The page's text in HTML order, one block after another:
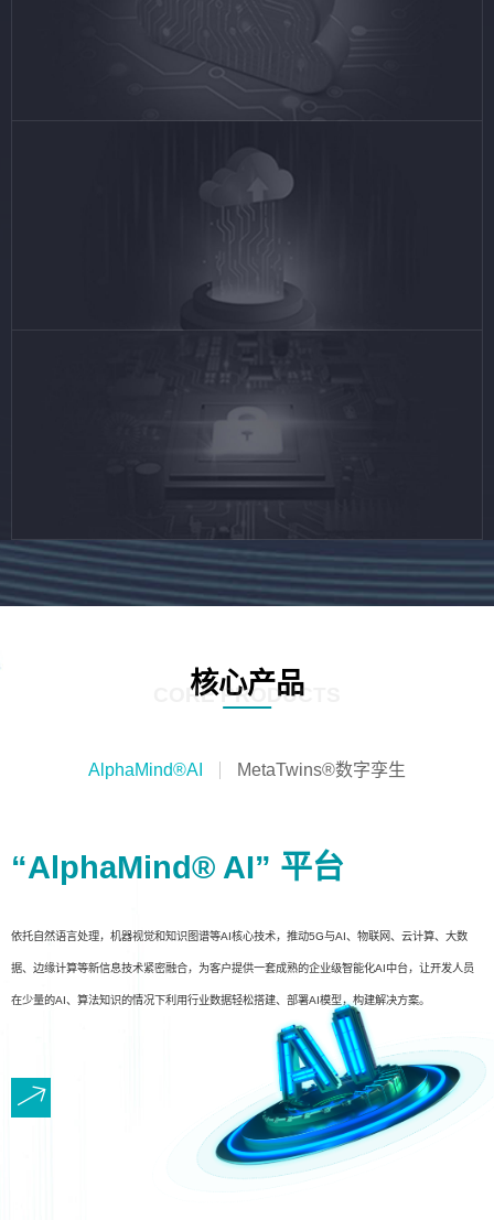
核心产品
CORE PRODUCTS
AlphaMind®AI MetaTwins®数字孪生
“AlphaMind® AI” 平台
依托自然语言处理，机器视觉和知识图谱等AI核心技术，推动5G与AI、物联网、云计算、大数
据、边缘计算等新信息技术紧密融合，为客户提供一套成熟的企业级智能化AI中台，让开发人员
在少量的AI、算法知识的情况下利用行业数据轻松搭建、部署AI模型，构建解决方案。